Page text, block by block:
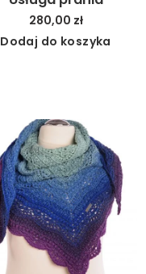
280,00 zł
Dodaj do koszyka